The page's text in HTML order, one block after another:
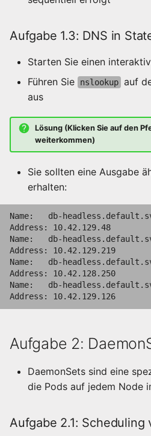
Aufgabe 1.3: DNS in
Starten Sie einen
Führen Sie
nslookup auf
aus
Lösung (Klicken Sie auf den
weiterkommen)
Sie sollten eine Ausgabe
erhalten:
Name:   db-
Address: 10.42.129.48
Name:   db-
Address: 10.42.129.219
Name:   db-
Address: 10.42.128.250
Name:   db-
Aufgabe 2:
DaemonSets sind eine
die Pods auf jedem Node
Aufgabe 2.1: Scheduling